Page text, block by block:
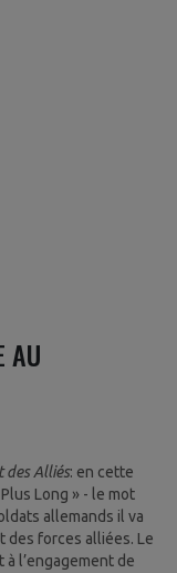
AU
des Alliés: en cette
Long » - le mot
allemands il va
des forces alliées. Le
l’engagement de